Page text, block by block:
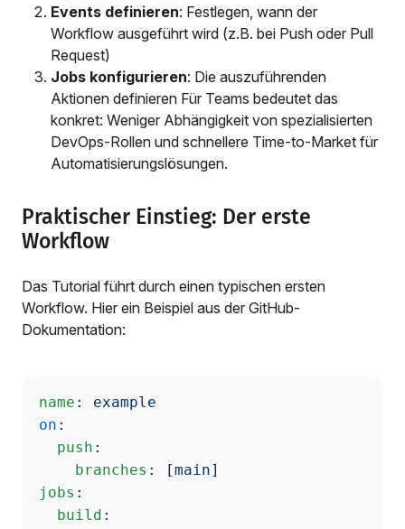
Events definieren: Festlegen, wann der
Workflow ausgeführt wird (z.B. bei Push oder Pull
Request)
Jobs konfigurieren: Die auszuführenden
Aktionen definieren Für Teams bedeutet das
konkret: Weniger Abhängigkeit von spezialisierten
DevOps-Rollen und schnellere Time-to-Market für
Automatisierungslösungen.
Praktischer Einstieg: Der erste
Workflow
Das Tutorial führt durch einen typischen ersten
Workflow. Hier ein Beispiel aus der GitHub-
Dokumentation:
name : example
on :
  push
:
    branches
: [main]
jobs :
  build
: